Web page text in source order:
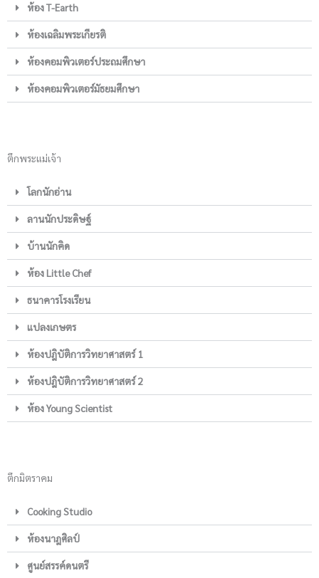
ห้อง T-Earth
ห้องเฉลิมพระเกียรติ
ห้องคอมพิวเตอร์ประถมศึกษา
ห้องคอมพิวเตอร์มัธยมศึกษา
ตึกพระแม่เจ้า
โลกนักอ่าน
ลานนักประดิษฐ์
บ้านนักคิด
ห้อง Little Chef
ธนาคารโรงเรียน
แปลงเกษตร
ห้องปฎิบัติการวิทยาศาสตร์ 1
ห้องปฎิบัติการวิทยาศาสตร์ 2
ห้อง Young Scientist
ตึกมิตราคม
Cooking Studio
ห้องนาฎศิลป์
ศูนย์สรรค์ดนตรี